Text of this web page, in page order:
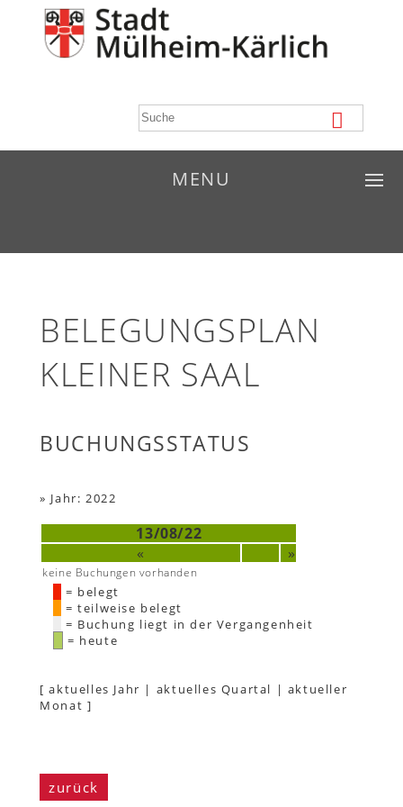
MENU
BELEGUNGSPLAN
KLEINER SAAL
BUCHUNGSSTATUS
» Jahr: 2022
13/08/22
«
»
keine Buchungen vorhanden
= belegt
= teilweise belegt
= Buchung liegt in der Vergangenheit
= heute
[aktuelles Jahr | aktuelles Quartal | aktueller
Monat ]
zurück